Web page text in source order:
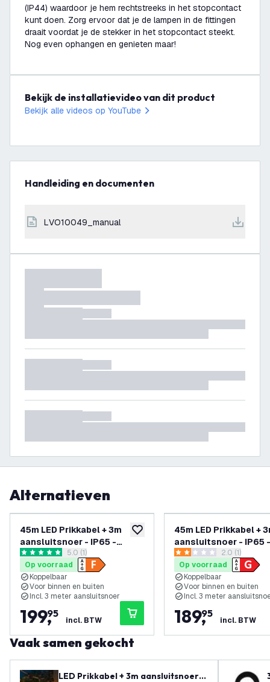
(IP44) waardoor je hem rechtstreeks in het stopcontact
kunt doen. Zorg ervoor dat je de lampen in de fittingen
draait voordat je de stekker in het stopcontact steekt.
Nog even ophangen en genieten maar!
Bekijk de installatievideo van dit product
Bekijk alle videos op YouTube
Handleiding en documenten
LVO10049_manual
Alternatieven
toevoegen aan verlanglijst
45m LED Prikkabel + 3m
aansluitsnoer - IP65 -
Koppelbaar - Incl. 45 LED
Lampen
reviews drawer openen
5 score sterren5.0 (1)
Op voorraad
Koppelbaar
Voor binnen en buiten
Incl. 3 meter aansluitsnoer
199,
95
incl. BTW
45m LED Prikkabel +
aansluitsnoer - IP65 -
Koppelbaar - Incl. 45
Lampen
reviews
2 score sterren2.0 (1)
Op voorraad
Koppelbaar
Voor binnen en buiten
Incl. 3 meter
189,
95
incl. BTW
Vaak samen gekocht
LED Prikkabel + 3m aansluitsnoer -